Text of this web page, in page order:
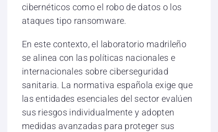
cibernéticos como el robo de datos o los
ataques tipo ransomware.
En este contexto, el laboratorio madrileño
se alinea con las políticas nacionales e
internacionales sobre ciberseguridad
sanitaria. La normativa española exige que
las entidades esenciales del sector evalúen
sus riesgos individualmente y adopten
medidas avanzadas para proteger sus